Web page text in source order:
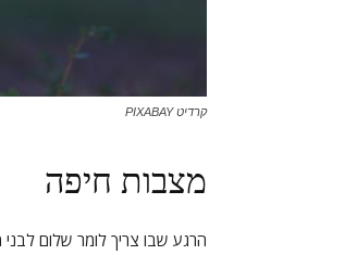
קרדיט PIXABAY
מצבות חיפה
הרגע שבו צריך לומר שלום